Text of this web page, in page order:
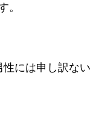
。
には申し訳ない